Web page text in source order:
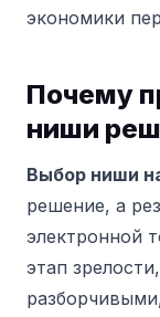
экономики
Почему
ниши
Выбор ниши
решение, а
электронной
этап